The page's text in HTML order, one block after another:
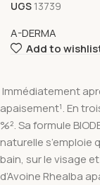
UGS 13739
A-DERMA
Add to
Immédiatement
apaisement¹. En
%². Sa formule
naturelle
bain, sur le visage
d’Avoine Rhealba